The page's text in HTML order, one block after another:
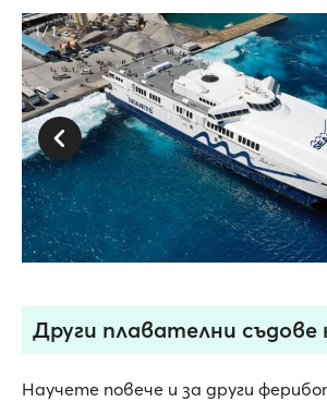
1 / 1
Други плавателни съдове
Научете повече и за други